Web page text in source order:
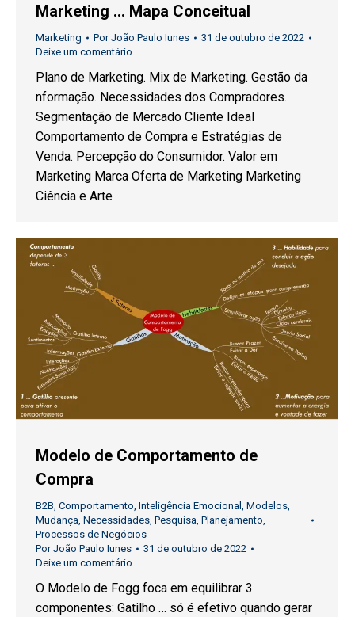
Marketing … Mapa Conceitual
Marketing PorJoão Paulo Iunes
31 de outubro de 2022
Deixe um comentário
Plano de Marketing. Mix de Marketing. Gestão da
nformação. Necessidades dos Compradores.
Segmentação de Mercado Cliente Ideal
Comportamento de Compra e Estratégias de
Venda. Percepção do Consumidor. Valor em
Marketing Marca Oferta de Marketing Marketing
Ciência e Arte
Modelo de Comportamento de
Compra
B2B, Comportamento, Inteligência Emocional , Modelos,
Mudança, Necessidades, Pesquisa, Planejamento,
Processos de Negócios
PorJoão Paulo Iunes
31 de outubro de 2022
Deixe um comentário
O Modelo de Fogg foca em equilibrar 3
componentes: Gatilho … só é efetivo quando gerar